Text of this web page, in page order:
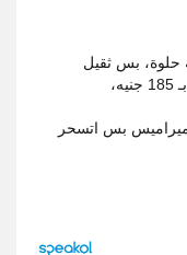
بس ثقيل
شوية على الجيب؛ الفرد في البوفيه المفتوح بـ 185 جنيه،
بس اتسحر